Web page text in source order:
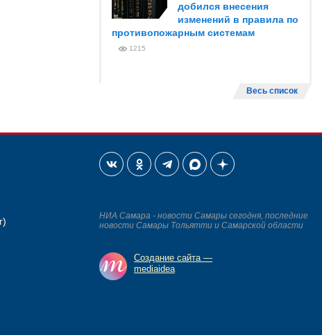
добился внесения
изменений в правила по
противопожарным системам
1215
Весь список
НИА Самара - новости Самары сегодня, последние
новости Самары Тольятти и Самарской области
Создание сайта —
mediaidea